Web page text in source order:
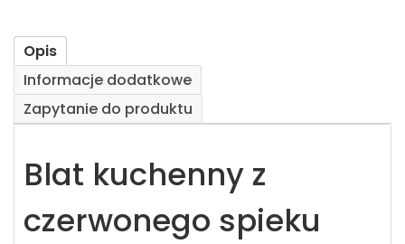
Opis
Informacje dodatkowe
Zapytanie do produktu
Blat kuchenny z
czerwonego spieku